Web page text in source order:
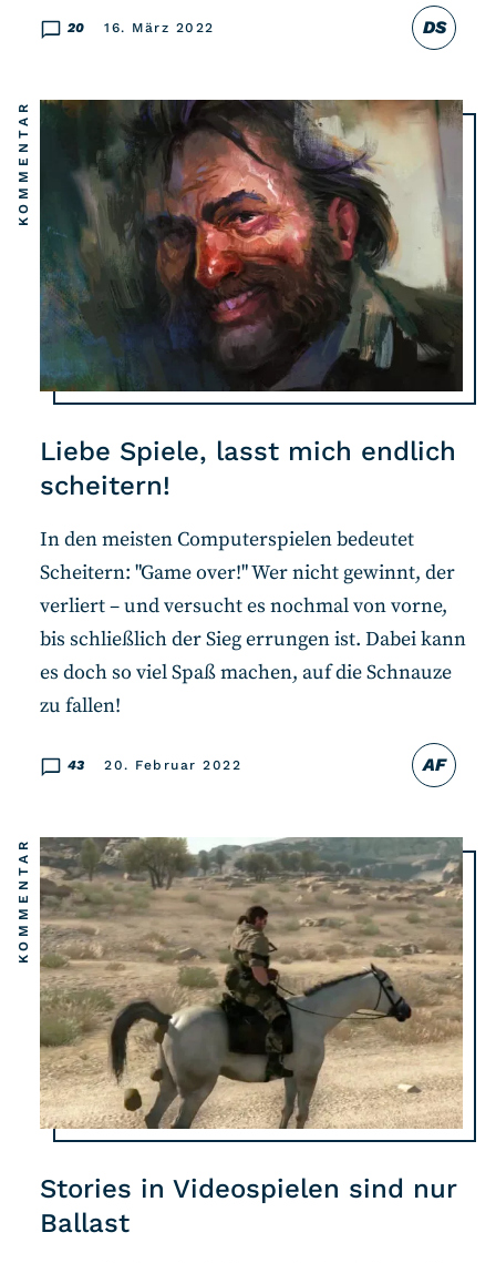
DS
20 16. März 2022
Liebe Spiele, lasst mich endlich
scheitern!
KOMMENTAR
AF
43 20. Februar 2022
In den meisten Computerspielen bedeutet
Scheitern: "Game over!" Wer nicht gewinnt, der
verliert – und versucht es nochmal von vorne,
bis schließlich der Sieg errungen ist. Dabei kann
es doch so viel Spaß machen, auf die Schnauze
zu fallen!
Stories in Videospielen sind nur
Ballast
KOMMENTAR